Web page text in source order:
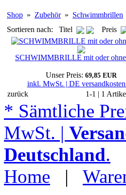
Shop » Zubehör» Schwimmbrillen
Sortieren nach: Titel
Preis
SCHWIMMBRILLE mit oder ohne
Unser Preis: 69,85 EUR
inkl. MwSt. | DE
zurück
1-1 | 1
* Sämtliche
MwSt. |
Deutschland.
Home |